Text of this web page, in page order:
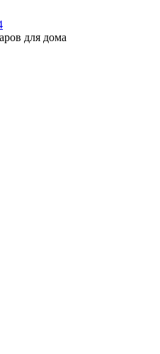
для дома